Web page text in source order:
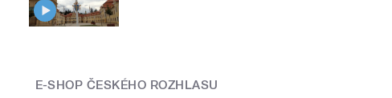
E-SHOP ČESKÉHO ROZHLASU